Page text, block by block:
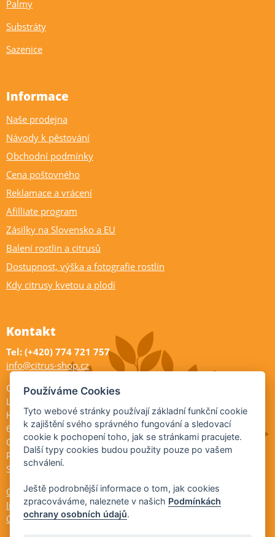
Palmy
Substráty
Sazenice
Informace
Naše prodejna
Návody k pěstování
Obchodní podmínky
Cena poštovného
Reklamace a vrácení
Afilliate program
Zásilky na Slovensko a EU
Balení rostlin a citrusů
Dostupnost, výška a fotografie rostlin
Kdy citrusy kvetou a plodí
Kontakt
Tel: (+420) 774 721 757
info@citrus-shop.cz
Citrus shop zahradnictví
Legionářů 2
Hodonín
695 01
Otevřeno:
Po-Pá 9-17
So 9-11:30
Ochrana osobních údajů
Informace ÚKZÚZ
Cookies
Používáme Cookies
Tyto webové stránky používají základní funkční cookie
k zajištění svého správného fungování a sledovací
cookie k pochopení toho, jak se stránkami pracujete.
Další typy cookies budou použity pouze po vašem
schválení.
Ještě podrobnější informace o tom, jak cookies
zpracováváme, naleznete v našich Podmínkách
ochrany osobních údajů.